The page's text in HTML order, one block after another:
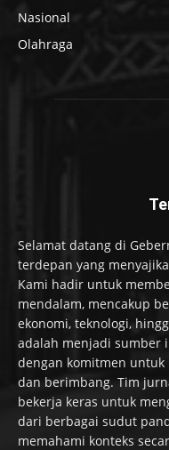
Nasional
Olahraga
Selamat datang di
terdepan yang
Kami hadir untuk
mendalam, mencakup
ekonomi, teknologi,
adalah menjadi sumber
dengan komitmen
dan berimbang. Tim
bekerja keras untuk
dari berbagai sudut
memahami konteks